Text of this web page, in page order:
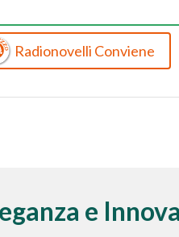
Radionovelli Conviene
e